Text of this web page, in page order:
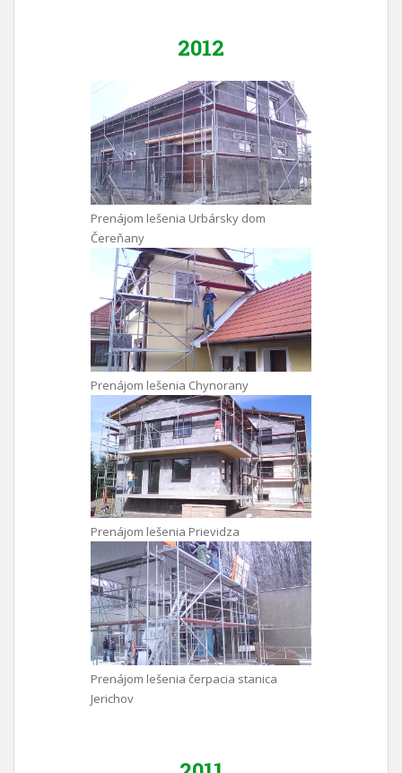
2012
Prenájom lešenia Urbársky dom
Čereňany
Prenájom lešenia Chynorany
Prenájom lešenia Prievidza
Prenájom lešenia čerpacia stanica
Jerichov